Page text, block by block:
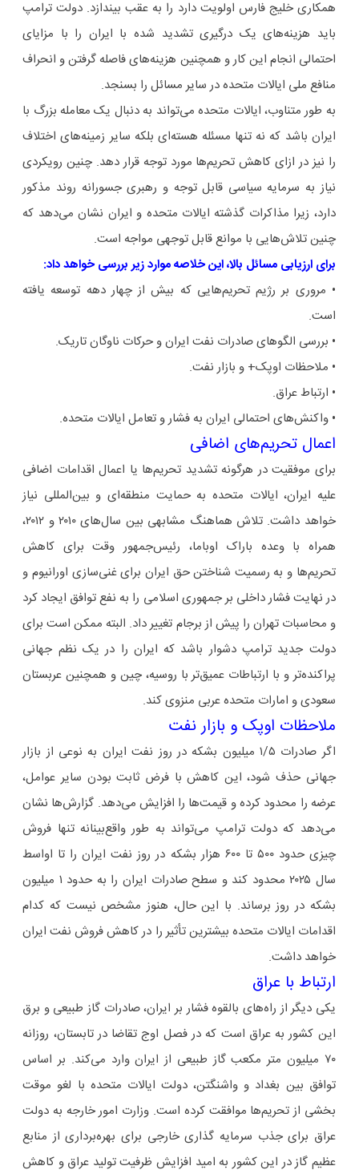
همکاری خلیج فارس اولویت دارد را به عقب بیندازد. دولت ترامپ
باید هزینه‌های یک درگیری تشدید شده با ایران را با مزایای
احتمالی انجام این کار و همچنین هزینه‌های فاصله گرفتن و انحراف
منافع ملی ایالات متحده در سایر مسائل را بسنجد.
به طور متناوب، ایالات متحده می‌تواند به دنبال یک معامله بزرگ با
ایران باشد که نه تنها مسئله هسته‌ای بلکه سایر زمینه‌های اختلاف
را نیز در ازای کاهش تحریم‌ها مورد توجه قرار دهد. چنین رویکردی
نیاز به سرمایه سیاسی قابل توجه و رهبری جسورانه روند مذکور
دارد، زیرا مذاکرات گذشته ایالات متحده و ایران نشان می‌دهد که
چنین تلاش‌هایی با موانع قابل توجهی مواجه است.
برای ارزیابی مسائل بالا، این خلاصه موارد زیر بررسی خواهد داد:
• مروری بر رژیم تحریم‌هایی که بیش از چهار دهه توسعه یافته
است.
• بررسی الگوهای صادرات نفت ایران و حرکات ناوگان تاریک.
• ملاحظات اوپک+ و بازار نفت.
• ارتباط عراق.
• واکنش‌های احتمالی ایران به فشار و تعامل ایالات متحده.
اعمال تحریم‌های اضافی
برای موفقیت در هرگونه تشدید تحریم‌ها یا اعمال اقدامات اضافی
علیه ایران، ایالات متحده به حمایت منطقه‌ای و بین‌المللی نیاز
خواهد داشت. تلاش هماهنگ مشابهی بین سال‌های ۲۰۱۰ و ۲۰۱۲،
همراه با وعده باراک اوباما، رئیس‌جمهور وقت برای کاهش
تحریم‌ها و به رسمیت شناختن حق ایران برای غنی‌سازی اورانیوم و
در نهایت فشار داخلی بر جمهوری اسلامی را به نفع توافق ایجاد کرد
و محاسبات تهران را پیش از برجام تغییر داد. البته ممکن است برای
دولت جدید ترامپ دشوار باشد که ایران را در یک نظم جهانی
پراکنده‌تر و با ارتباطات عمیق‌تر با روسیه، چین و همچنین عربستان
سعودی و امارات متحده عربی منزوی کند.
ملاحظات اوپک و بازار نفت
اگر صادرات ۱/۵ میلیون بشکه در روز نفت ایران به نوعی از بازار
جهانی حذف شود، این کاهش با فرض ثابت بودن سایر عوامل،
عرضه را محدود کرده و قیمت‌ها را افزایش می‌دهد. گزارش‌ها نشان
می‌دهد که دولت ترامپ می‌تواند به طور واقع‌بینانه تنها فروش
چیزی حدود ۵۰۰ تا ۶۰۰ هزار بشکه در روز نفت ایران را تا اواسط
سال ۲۰۲۵ محدود کند و سطح صادرات ایران را به حدود ۱ میلیون
بشکه در روز برساند. با این حال، هنوز مشخص نیست که کدام
اقدامات ایالات متحده بیشترین تأثیر را در کاهش فروش نفت ایران
خواهد داشت.
ارتباط با عراق
یکی دیگر از راه‌های بالقوه فشار بر ایران، صادرات گاز طبیعی و برق
این کشور به عراق است که در فصل اوج تقاضا در تابستان، روزانه
۷۰ میلیون متر مکعب گاز طبیعی از ایران وارد می‌کند. بر اساس
توافق بین بغداد و واشنگتن، دولت ایالات متحده با لغو موقت
بخشی از تحریم‌ها موافقت کرده است. وزارت امور خارجه به دولت
عراق برای جذب سرمایه گذاری خارجی برای بهره‌برداری از منابع
عظیم گاز در این کشور به امید افزایش ظرفیت تولید عراق و کاهش